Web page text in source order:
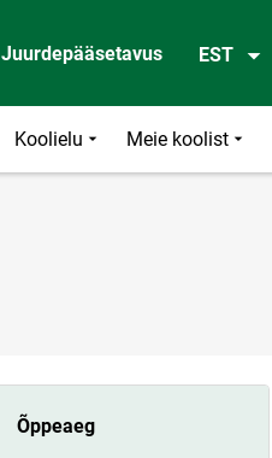
Juurdepääsetavus EST
Koolielu Meie koolist
Õppeaeg